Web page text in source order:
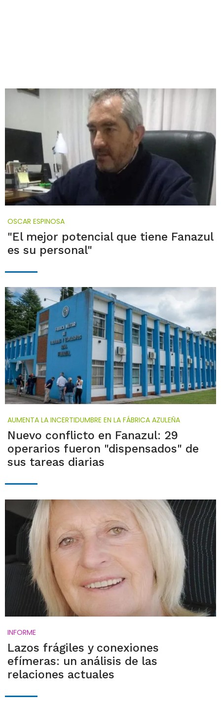
OSCAR ESPINOSA
"El mejor potencial que tiene Fanazul
es su personal"
AUMENTA LA INCERTIDUMBRE EN LA FÁBRICA AZULEÑA
Nuevo conflicto en Fanazul: 29
operarios fueron "dispensados" de
sus tareas diarias
INFORME
Lazos frágiles y conexiones
efímeras: un análisis de las
relaciones actuales